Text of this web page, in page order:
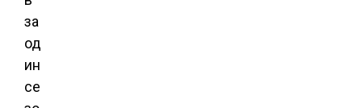
за
од
ин
се